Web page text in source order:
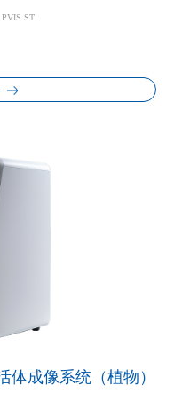
ST
体成像系统（植物）